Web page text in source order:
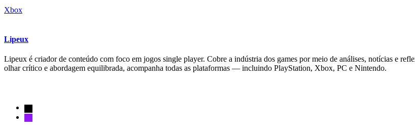
Xbox
Lipeux
Lipeux é criador de conteúdo com foco em jogos single player. Cobre a indústria dos games por meio de análises, notícias e
olhar crítico e abordagem equilibrada, acompanha todas as plataformas — incluindo PlayStation, Xbox, PC e Nintendo.